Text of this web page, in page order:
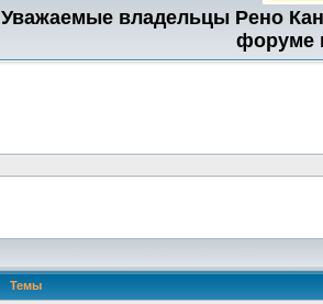
Уважаемые владельцы Рено
форуме
Темы